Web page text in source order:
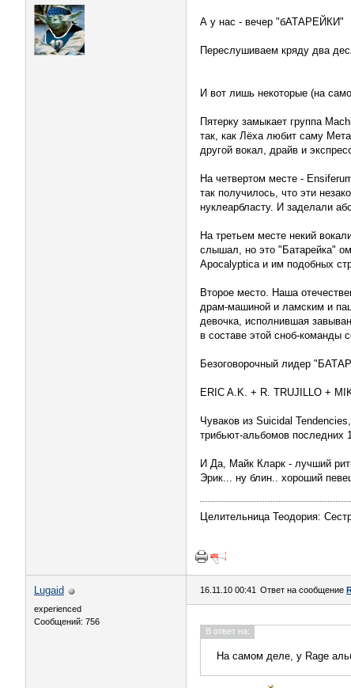
А у нас - вечер "бАТАРЕЙКИ"
Переслушиваем кряду два
И вот лишь некоторые (на
Пятерку замыкает группа
так, как Лёха любит саму
другой вокал, драйв и
На четвертом месте -
так получилось, что эти
нуклеарбласту. И заделали
На третьем месте некий
слышал, но это "Батарейка"
Apocalyptica и им подобных
Второе место. Наша
драм-машиной и ламским и
девочка, исполнившая
в составе этой сноб-команды
Безоговорочный лидер
ERIC A.K. + R. TRUJILLO +
Чуваков из Suicidal
трибьют-альбомов последних
И Да, Майк Кларк - лучший
Эрик... ну блин.. хороший
Целительница Теодория:
Lugaid
experienced
Сообщений: 756
16.11.10 00:41 Ответ на сообщение
В ответ на:
На самом деле, у Rage